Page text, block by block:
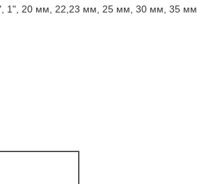
1", 20 мм, 22,23 мм, 25 мм, 30 мм, 35 мм.